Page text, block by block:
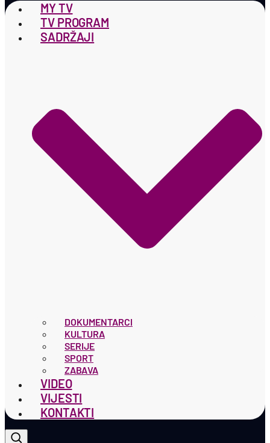
MY TV
TV PROGRAM
SADRŽAJI
DOKUMENTARCI
KULTURA
SERIJE
SPORT
ZABAVA
VIDEO
VIJESTI
KONTAKTI